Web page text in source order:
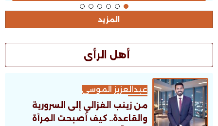
المزيد
أهل الرأى
عبدالعزيز الموسى
من زينب الغزالي إلى السرورية
والقاعدة.. كيف أصبحت المرأة